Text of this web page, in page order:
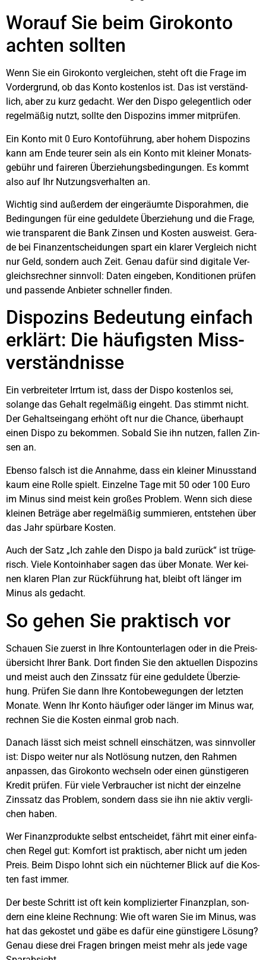
Wor­auf Sie beim Giro­kon­to
ach­ten soll­ten
Wenn Sie ein Giro­kon­to ver­glei­chen, steht oft die Fra­ge im
Vor­der­grund, ob das Kon­to kos­ten­los ist. Das ist ver­ständ­
lich, aber zu kurz gedacht. Wer den Dis­po gele­gent­lich oder
regel­mä­ßig nutzt, soll­te den Dis­po­zins immer mit­prü­fen.
Ein Kon­to mit 0 Euro Kon­to­füh­rung, aber hohem Dis­po­zins
kann am Ende teu­rer sein als ein Kon­to mit klei­ner Monats­
ge­bühr und fai­re­ren Über­zie­hungs­be­din­gun­gen. Es kommt
also auf Ihr Nut­zungs­ver­hal­ten an.
Wich­tig sind außer­dem der ein­ge­räum­te Dispo­rah­men, die
Bedin­gun­gen für eine gedul­de­te Über­zie­hung und die Fra­ge,
wie trans­pa­rent die Bank Zin­sen und Kos­ten aus­weist. Gera­
de bei Finanz­ent­schei­dun­gen spart ein kla­rer Ver­gleich nicht
nur Geld, son­dern auch Zeit. Genau dafür sind digi­ta­le Ver­
gleichs­rech­ner sinn­voll: Daten ein­ge­ben, Kon­di­tio­nen prü­fen
und pas­sen­de Anbie­ter schnel­ler fin­den.
Dis­po­zins Bedeu­tung ein­fach
erklärt: Die häu­figs­ten Miss­
ver­ständ­nis­se
Ein ver­brei­te­ter Irr­tum ist, dass der Dis­po kos­ten­los sei,
solan­ge das Gehalt regel­mä­ßig ein­geht. Das stimmt nicht.
Der Gehalts­ein­gang erhöht oft nur die Chan­ce, über­haupt
einen Dis­po zu bekom­men. Sobald Sie ihn nut­zen, fal­len Zin­
sen an.
Eben­so falsch ist die Annah­me, dass ein klei­ner Minus­stand
kaum eine Rol­le spielt. Ein­zel­ne Tage mit 50 oder 100 Euro
im Minus sind meist kein gro­ßes Pro­blem. Wenn sich die­se
klei­nen Beträ­ge aber regel­mä­ßig sum­mie­ren, ent­ste­hen über
das Jahr spür­ba­re Kos­ten.
Auch der Satz „Ich zah­le den Dis­po ja bald zurück“ ist trü­ge­
risch. Vie­le Kon­to­in­ha­ber sagen das über Mona­te. Wer kei­
nen kla­ren Plan zur Rück­füh­rung hat, bleibt oft län­ger im
Minus als gedacht.
So gehen Sie prak­tisch vor
Schau­en Sie zuerst in Ihre Kon­to­un­ter­la­gen oder in die Preis­
über­sicht Ihrer Bank. Dort fin­den Sie den aktu­el­len Dis­po­zins
und meist auch den Zins­satz für eine gedul­de­te Über­zie­
hung. Prü­fen Sie dann Ihre Kon­to­be­we­gun­gen der letz­ten
Mona­te. Wenn Ihr Kon­to häu­fi­ger oder län­ger im Minus war,
rech­nen Sie die Kos­ten ein­mal grob nach.
Danach lässt sich meist schnell ein­schät­zen, was sinn­vol­ler
ist: Dis­po wei­ter nur als Not­lö­sung nut­zen, den Rah­men
anpas­sen, das Giro­kon­to wech­seln oder einen güns­ti­ge­ren
Kre­dit prü­fen. Für vie­le Ver­brau­cher ist nicht der ein­zel­ne
Zins­satz das Pro­blem, son­dern dass sie ihn nie aktiv ver­gli­
chen haben.
Wer Finanz­pro­duk­te selbst ent­schei­det, fährt mit einer ein­fa­
chen Regel gut: Kom­fort ist prak­tisch, aber nicht um jeden
Preis. Beim Dis­po lohnt sich ein nüch­ter­ner Blick auf die Kos­
ten fast immer.
Der bes­te Schritt ist oft kein kom­pli­zier­ter Finanz­plan, son­
dern eine klei­ne Rech­nung: Wie oft waren Sie im Minus, was
hat das gekos­tet und gäbe es dafür eine güns­ti­ge­re Lösung?
Genau die­se drei Fra­gen brin­gen meist mehr als jede vage